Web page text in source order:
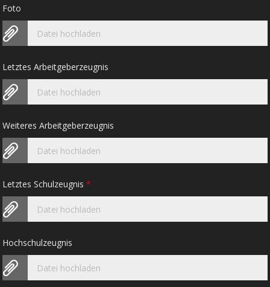
Foto
Datei hochladen
Letztes Arbeitgeberzeugnis
Datei hochladen
Weiteres Arbeitgeberzeugnis
Datei hochladen
Letztes Schulzeugnis*
Datei hochladen
Hochschulzeugnis
Datei hochladen